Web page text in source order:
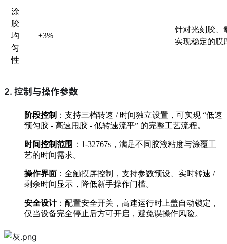
涂
胶
均
匀
性
±3%
针对光刻胶、
实现稳定的膜
2. 控制与操作参数
阶段控制 ：支持三档转速 / 时间独立设置，可实现 “低速
预匀胶 - 高速甩胶 - 低转速流平” 的完整工艺流程。
时间控制范围 ：1-32767s，满足不同胶液粘度与涂覆工
艺的时间需求。
操作界面 ：全触摸屏控制，支持参数预设、实时转速 /
剩余时间显示，降低新手操作门槛。
安全设计：配置安全开关，高速运行时上盖自动锁定，
仅当设备完全停止后方可开启，避免误操作风险。